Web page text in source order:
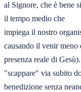
al Signore, che è bene
il tempo medio che
impiega il nostro
causando il venir meno
presenza reale di
"scappare" via subito
benedizione senza